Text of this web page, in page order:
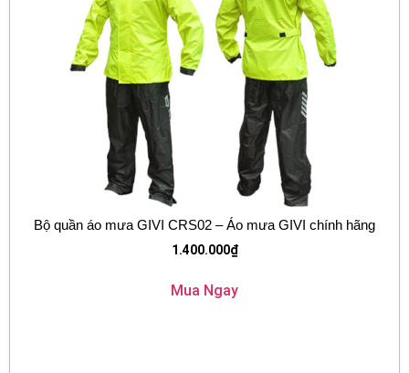
Bộ quần áo mưa GIVI CRS02 – Áo mưa GIVI chính hãng
1.400.000₫
Mua Ngay